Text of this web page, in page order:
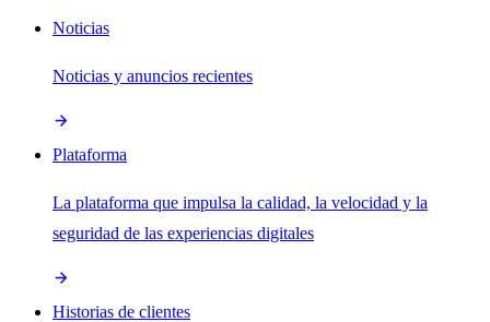
Noticias
Noticias y anuncios recientes
Plataforma
La plataforma que impulsa la calidad, la velocidad y la
seguridad de las experiencias digitales
Historias de clientes